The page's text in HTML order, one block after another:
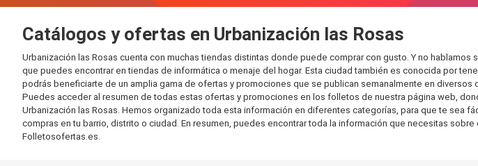
Catálogos y ofertas en Urbanización las Rosas
Urbanización las Rosas cuenta con muchas tiendas distintas donde puede comprar con gusto. Y no
que puedes encontrar en tiendas de informática o menaje del hogar. Esta ciudad también es conocida por
podrás beneficiarte de un amplia gama de ofertas y promociones que se publican semanalmente en diversos
Puedes acceder al resumen de todas estas ofertas y promociones en los folletos de nuestra página web,
Urbanización las Rosas. Hemos organizado toda esta información en diferentes categorías, para que te sea
compras en tu barrio, distrito o ciudad. En resumen, puedes encontrar toda la información que necesitas
Folletosofertas.es.